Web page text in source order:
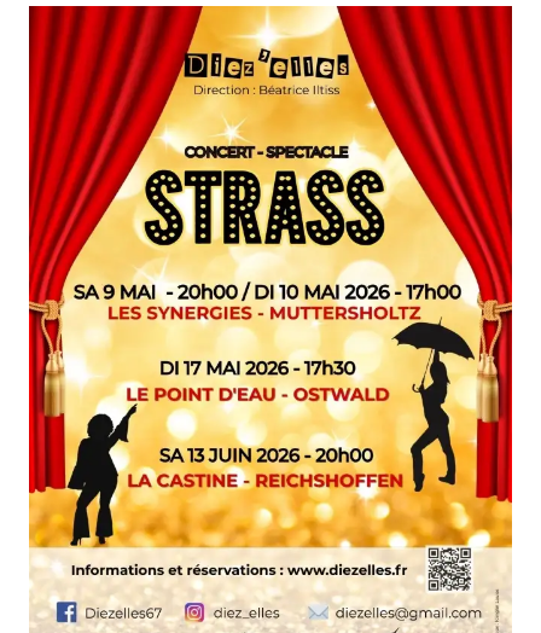
FORMATIONS
ATELIERS
RENCONTRES
ACCOMPAGNEMENT
ACTIONS ARTISTIQUES
RESSOURCES
QUI SOMMES-NOUS ?
THÉMATIQUES
RECHERCHE
CONTACT
AGENDA
PETITES ANNONCES ET OFFRES D'EMPLOI